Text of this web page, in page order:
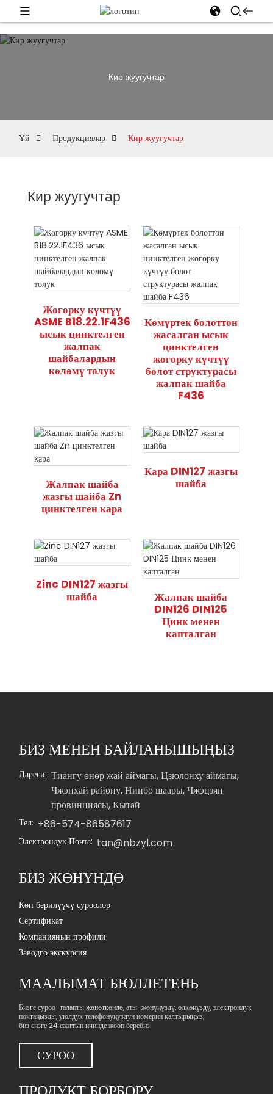
Кир жуугучтар
Үй Продукциялар Кир жуугучтар
Кир жуугучтар
Жогорку күчтүү
ASME B18.22.1F436
ысык цинктелген
жалпак
шайбалардын
көлөмү толук
Көмүртек болоттон
жасалган ысык
цинктелген
жогорку күчтүү
болот структурасы
жалпак шайба
F436
Жалпак шайба
жазгы шайба Zn
цинктелген кара
Кара DIN127 жазгы
шайба
Zinc DIN127 жазгы
шайба
Жалпак шайба
DIN126 DIN125
Цинк менен
капталган
БИЗ МЕНЕН БАЙЛАНЫШЫҢЫЗ
Дареги: Тиангу өнөр жай аймагы, Цзюлонху аймагы,
Чжэнхай району, Нинбо шаары, Чжэцзян
провинциясы, Кытай
Тел: +86-574-86587617
Электрондук Почта: tan@nbzyl.com
БИЗ ЖӨНҮНДӨ
Көп берилүүчү суроолор
Сертификат
Компаниянын профили
Заводго экскурсия
МААЛЫМАТ БЮЛЛЕТЕНЬ
Бизге суроо-талапты жөнөткөндө, аты-жөнүңүздү, өлкөңүздү, электрондук
почтаңызды, уюлдук телефонуңуздун номерин калтырыңыз,
биз сизге 24 сааттын ичинде жооп беребиз.
СУРОО